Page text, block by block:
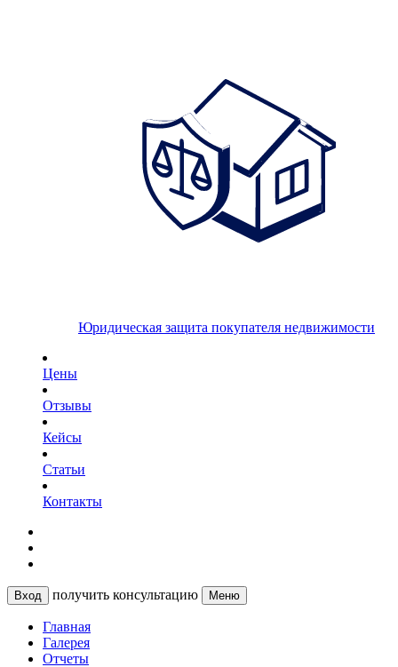
Юридическая защита покупателя недвижимости
Цены
Отзывы
Кейсы
Статьи
Контакты
Вход получить консультацию Меню
Главная
Галерея
Отчеты